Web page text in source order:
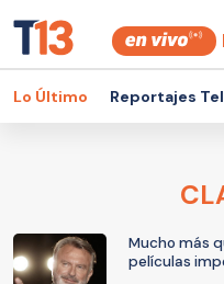
Lo Último Reportajes
Mucho más
películas